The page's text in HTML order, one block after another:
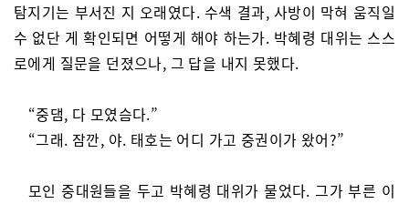
탐지기는 부서진 지 오래였다. 수색 결과, 사방이 막혀 움직일
수 없단 게 확인되면 어떻게 해야 하는가. 박혜령 대위는 스스
로에게 질문을 던졌으나, 그 답을 내지 못했다.
“중댐, 다 모였슴다.”
“그래. 잠깐, 야. 태호는 어디 가고 중권이가 왔어?”
모인 중대원들을 두고 박혜령 대위가 물었다. 그가 부른 이